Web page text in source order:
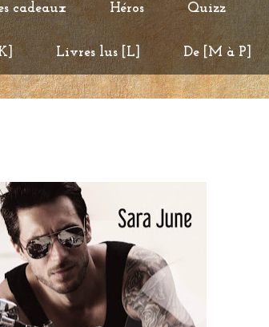
cadeaux Héros Quizz
Livres lus [L] De [M à P]